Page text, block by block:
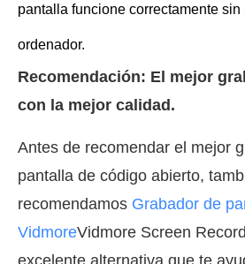
pantalla funcione correctamente sin
ordenador.
Recomendación: El mejor
con la mejor calidad.
Antes de recomendar el mejor
pantalla de código abierto,
recomendamos Grabador de
VidmoreVidmore Screen